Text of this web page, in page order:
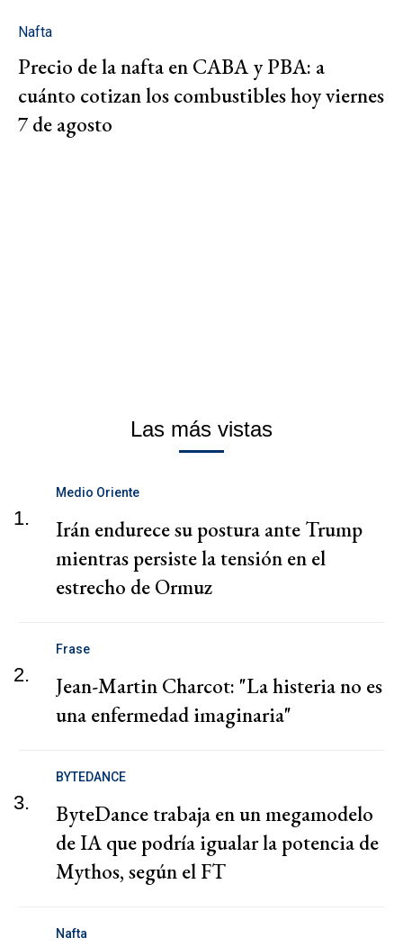
Nafta
Precio de la nafta en CABA y PBA: a
cuánto cotizan los combustibles hoy viernes
7 de agosto
Las más vistas
1.
Medio Oriente
Irán endurece su postura ante Trump
mientras persiste la tensión en el
estrecho de Ormuz
2.
Frase
Jean-Martin Charcot: "La histeria no es
una enfermedad imaginaria"
3.
BYTEDANCE
ByteDance trabaja en un megamodelo
de IA que podría igualar la potencia de
Mythos, según el FT
Nafta